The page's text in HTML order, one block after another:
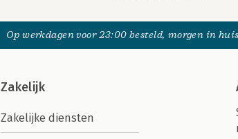
Op werkdagen voor 23:00 besteld, morgen in huis
Zakelijk
Zakelijke diensten